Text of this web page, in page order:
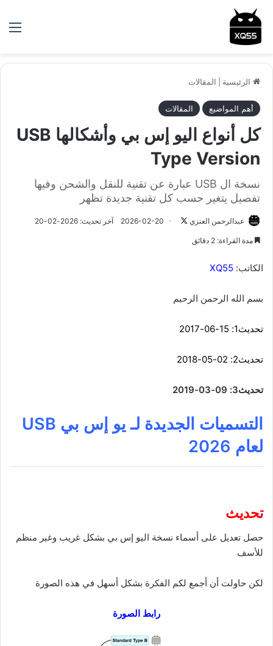
الرئيسية المقالات
أهم المواضيع المقالات
كل أنواع اليو إس بي وأشكالها USB
Type Version
نسخة ال USB عبارة عن تقنية للنقل والشحن وفيها
تفصيل يتغير حسب كل تقنية جديدة تظهر
عبدالرحمن العنزي 2026-02-20 آخر تحديث: 2026-02-20
مدة القراءة: 2 دقائق
الكاتب: XQ55
بسم الله الرحمن الرحيم
تحديث1: 15-06-2017
تحديث2: 02-05-2018
تحديث3: 09-03-2019
التسميات الجديدة لـ يو إس بي USB
لعام 2026
تحديث
حصل تعديل على أسماء نسخة اليو إس بي بشكل غريب وغير منظم
للأسف
لكن حاولت أن أجمع لكم الفكرة بشكل أسهل في هذه الصورة
رابط الصورة